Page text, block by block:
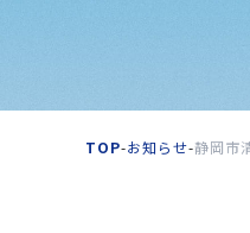
TOP-お知らせ-静岡市